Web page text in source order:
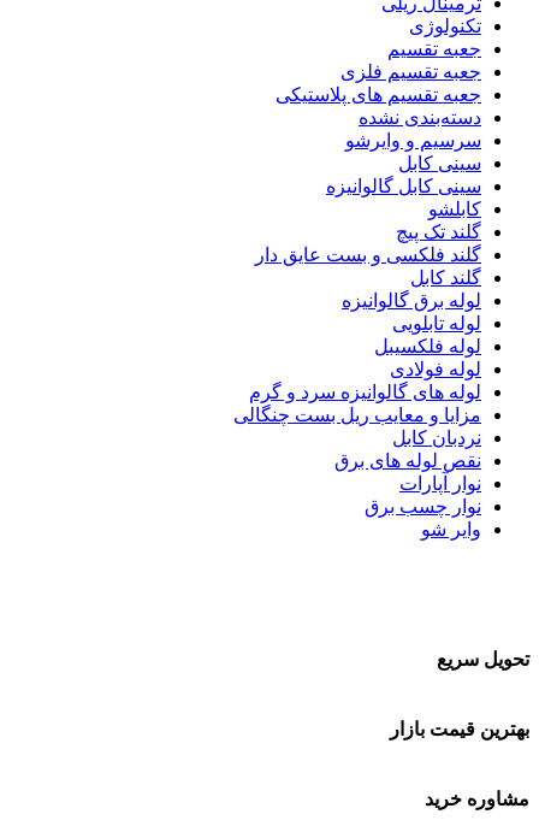
تکنولوژی
جعبه تقسیم
جعبه تقسیم فلزی
جعبه تقسیم های پلاستیکی
دسته‌بندی نشده
سرسیم و وایرشو
سینی کابل
سینی کابل گالوانیزه
کابلشو
گلند تک پیچ
گلند فلكسی و بست عایق دار
گلند کابل
لوله برق گالوانیزه
لوله تابلویی
لوله فلکسیبل
لوله فولادی
لوله های گالوانیزه سرد و گرم
مزایا و معایب ریل بست چنگالی
نردبان کابل
نقص لوله های برق
نوار آپارات
نوار چسب برق
وایر شو
تحویل سریع
بهترین قیمت بازار
مشاوره خرید